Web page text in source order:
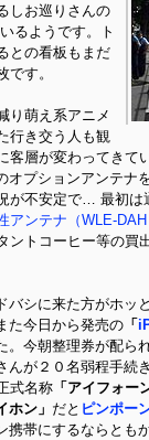
しお巡りさんの
るようです。ト
との看板もまだ
す。
り萌え系アニメ
行き交う人も観
層が変わってきて
プションアンテナ
が不安定で… 最初
アンテナ（WLE-
ントコーヒー等の買
バシに来た方がホッ
た今日から発売の 「
。今朝整理券が配ら
んが２０名弱程手続
式名称 「アイフォー
ホン」 だと ピンポー
携帯にするならとも